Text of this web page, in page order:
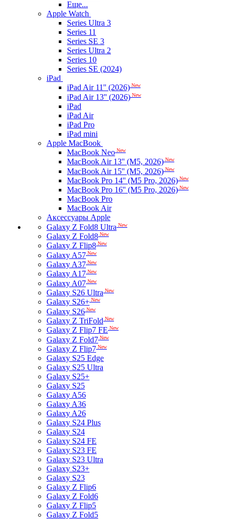
Еще...
Apple Watch
Series Ultra 3
Series 11
Series SE 3
Series Ultra 2
Series 10
Series SE (2024)
iPad
iPad Air 11'' (2026) New
iPad Air 13'' (2026) New
iPad
iPad Air
iPad Pro
iPad mini
Apple MacBook
MacBook Neo New
MacBook Air 13'' (M5, 2026) New
MacBook Air 15'' (M5, 2026) New
MacBook Pro 14'' (M5 Pro, 2026) New
MacBook Pro 16'' (M5 Pro, 2026) New
MacBook Pro
MacBook Air
Аксессуары Apple
Galaxy Z Fold8 Ultra New
Galaxy Z Fold8 New
Galaxy Z Flip8 New
Galaxy A57 New
Galaxy A37 New
Galaxy A17 New
Galaxy A07 New
Galaxy S26 Ultra New
Galaxy S26+ New
Galaxy S26 New
Galaxy Z TriFold New
Galaxy Z Flip7 FE New
Galaxy Z Fold7 New
Galaxy Z Flip7 New
Galaxy S25 Edge
Galaxy S25 Ultra
Galaxy S25+
Galaxy S25
Galaxy A56
Galaxy A36
Galaxy A26
Galaxy S24 Plus
Galaxy S24
Galaxy S24 FE
Galaxy S23 FE
Galaxy S23 Ultra
Galaxy S23+
Galaxy S23
Galaxy Z Flip6
Galaxy Z Fold6
Galaxy Z Flip5
Galaxy Z Fold5